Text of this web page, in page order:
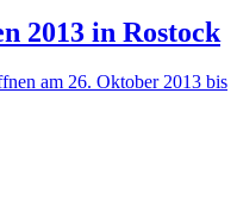
2013 in Rostock
am 26. Oktober 2013 bis